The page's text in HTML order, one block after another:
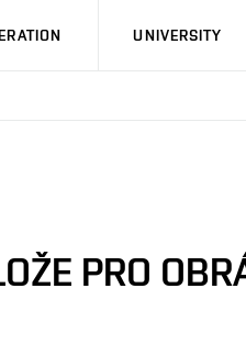
UNIVERSITY
PRO